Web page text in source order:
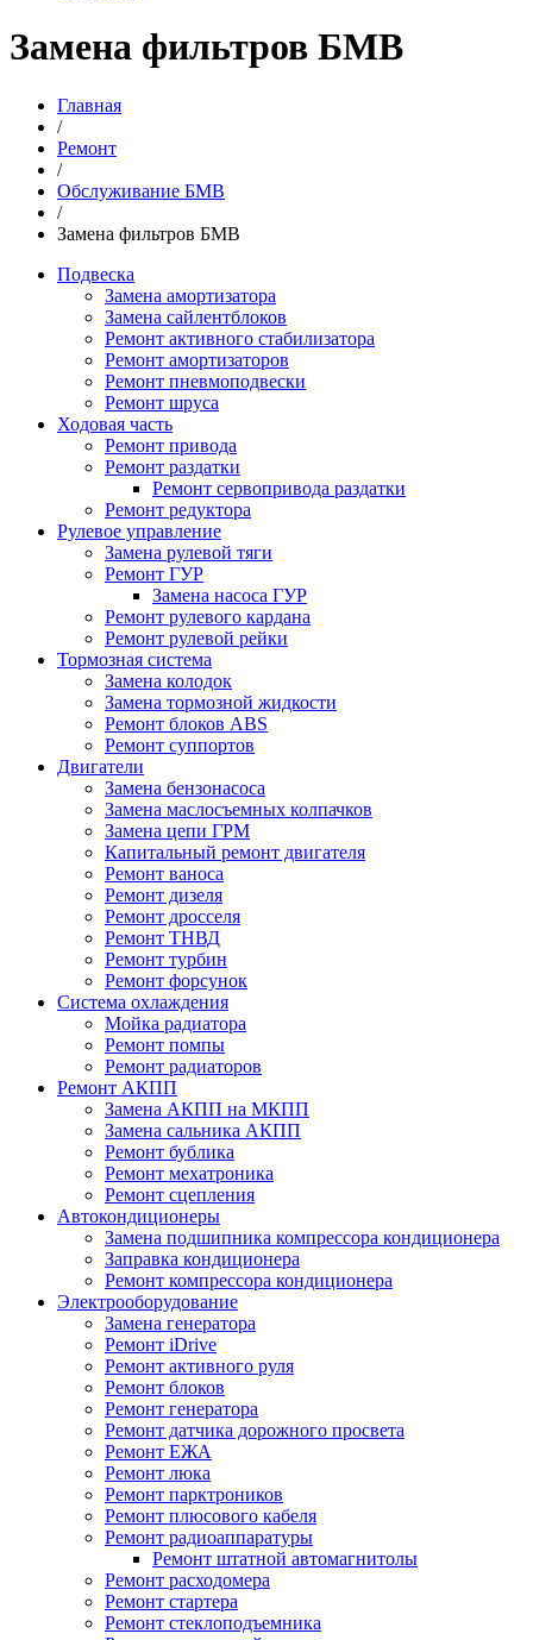
Замена фильтров БМВ
Главная
/
Ремонт
/
Обслуживание БМВ
/
Замена фильтров БМВ
Подвеска
Замена амортизатора
Замена сайлентблоков
Ремонт активного стабилизатора
Ремонт амортизаторов
Ремонт пневмоподвески
Ремонт шруса
Ходовая часть
Ремонт привода
Ремонт раздатки
Ремонт сервопривода раздатки
Ремонт редуктора
Рулевое управление
Замена рулевой тяги
Ремонт ГУР
Замена насоса ГУР
Ремонт рулевого кардана
Ремонт рулевой рейки
Тормозная система
Замена колодок
Замена тормозной жидкости
Ремонт блоков ABS
Ремонт суппортов
Двигатели
Замена бензонасоса
Замена маслосъемных колпачков
Замена цепи ГРМ
Капитальный ремонт двигателя
Ремонт ваноса
Ремонт дизеля
Ремонт дросселя
Ремонт ТНВД
Ремонт турбин
Ремонт форсунок
Система охлаждения
Мойка радиатора
Ремонт помпы
Ремонт радиаторов
Ремонт АКПП
Замена АКПП на МКПП
Замена сальника АКПП
Ремонт бублика
Ремонт мехатроника
Ремонт сцепления
Автокондиционеры
Замена подшипника компрессора кондиционера
Заправка кондиционера
Ремонт компрессора кондиционера
Электрооборудование
Замена генератора
Ремонт iDrive
Ремонт активного руля
Ремонт блоков
Ремонт генератора
Ремонт датчика дорожного просвета
Ремонт ЕЖА
Ремонт люка
Ремонт парктроников
Ремонт плюсового кабеля
Ремонт радиоаппаратуры
Ремонт штатной автомагнитолы
Ремонт расходомера
Ремонт стартера
Ремонт стеклоподъемника